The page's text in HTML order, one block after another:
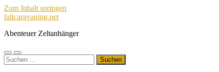
Zum Inhalt springen
faltcaravaning.net
Abenteuer Zeltanhänger
Mobile-
Menü
Suchfeld
ein-/ausblenden
Suchen
nach: